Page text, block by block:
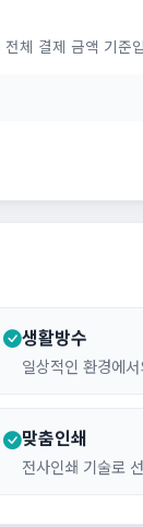
체 결제 금액 기준
생활방수
일상적인 환경에
맞춤인쇄
전사인쇄 기술로